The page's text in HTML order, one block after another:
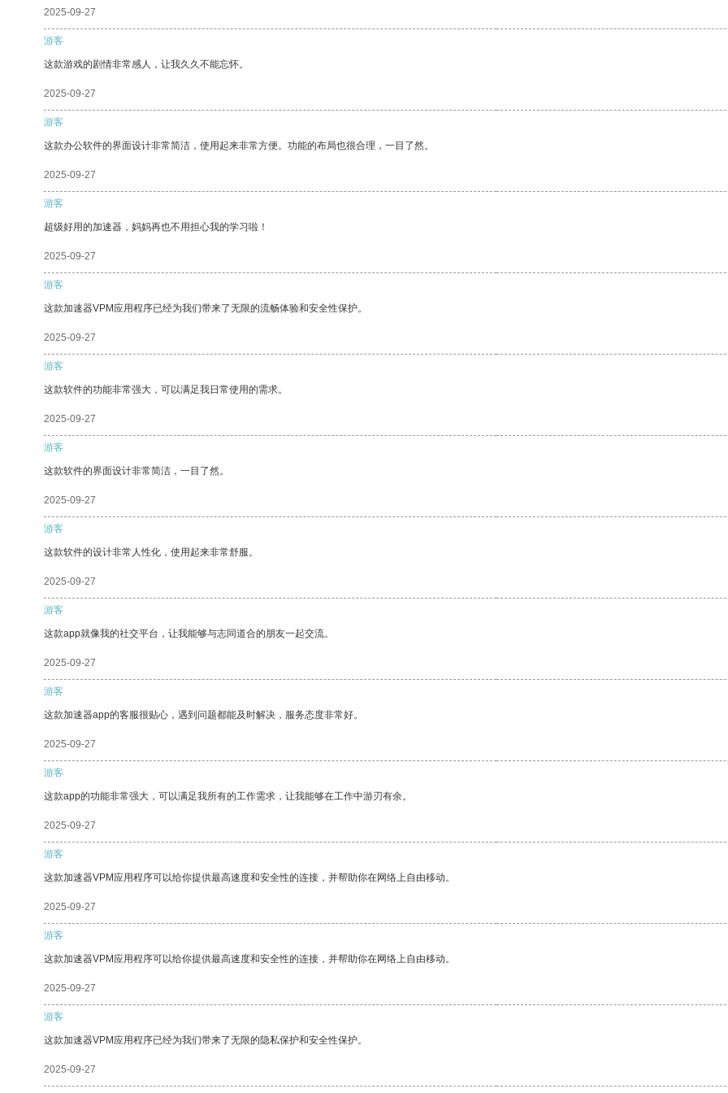
2025-09-27
游客
这款游戏的剧情非常感人，让我久久不能忘怀。
2025-09-27
游客
这款办公软件的界面设计非常简洁，使用起来非常方便。功能的布局也很合理，一目了然。
2025-09-27
游客
超级好用的加速器，妈妈再也不用担心我的学习啦！
2025-09-27
游客
这款加速器VPM应用程序已经为我们带来了无限的流畅体验和安全性保护。
2025-09-27
游客
这款软件的功能非常强大，可以满足我日常使用的需求。
2025-09-27
游客
这款软件的界面设计非常简洁，一目了然。
2025-09-27
游客
这款软件的设计非常人性化，使用起来非常舒服。
2025-09-27
游客
这款app就像我的社交平台，让我能够与志同道合的朋友一起交流。
2025-09-27
游客
这款加速器app的客服很贴心，遇到问题都能及时解决，服务态度非常好。
2025-09-27
游客
这款app的功能非常强大，可以满足我所有的工作需求，让我能够在工作中游刃有余。
2025-09-27
游客
这款加速器VPM应用程序可以给你提供最高速度和安全性的连接，并帮助你在网络上自由移动。
2025-09-27
游客
这款加速器VPM应用程序可以给你提供最高速度和安全性的连接，并帮助你在网络上自由移动。
2025-09-27
游客
这款加速器VPM应用程序已经为我们带来了无限的隐私保护和安全性保护。
2025-09-27